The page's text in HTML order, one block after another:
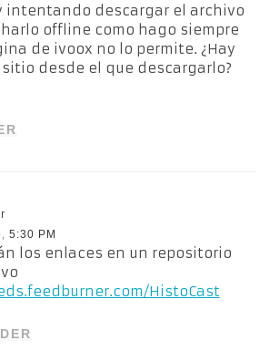
intentando descargar el archivo
offline como hago siempre
de ivoox no lo permite. ¿Hay
desde el que descargarlo?
5:30 PM
los enlaces en un repositorio
HistoCast